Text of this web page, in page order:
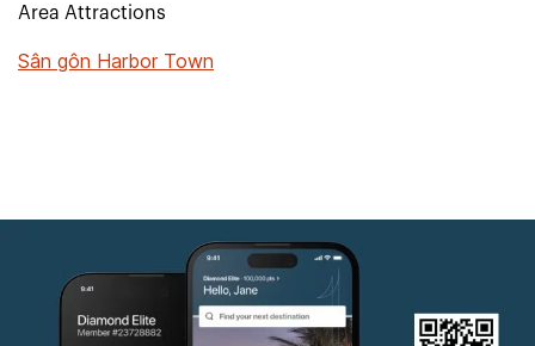
Area Attractions
Sân gôn Harbor Town